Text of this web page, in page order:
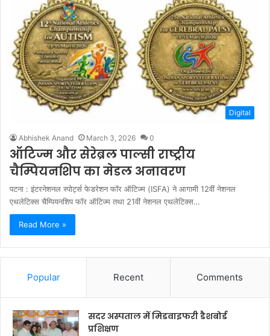
Digital
Abhishek Anand March 3, 2026 0
ऑटिज्म और सेरेब्रल पाल्सी राष्ट्रीय
चैम्पियनशिप का मेडल अनावरण
पटना : इंटरनेशनल स्पोर्ट्स फेडरेशन फॉर ऑटिज्म (ISFA) ने आगामी 12वीं नेशनल
एथलेटिक्स चैम्पियनशिप फॉर ऑटिज्म तथा 21वीं नेशनल एथलेटिक्स…
Read More »
Popular Recent Comments
सदर अस्पताल में मिडवाइफरी डैशबोर्ड
प्रशिक्षण